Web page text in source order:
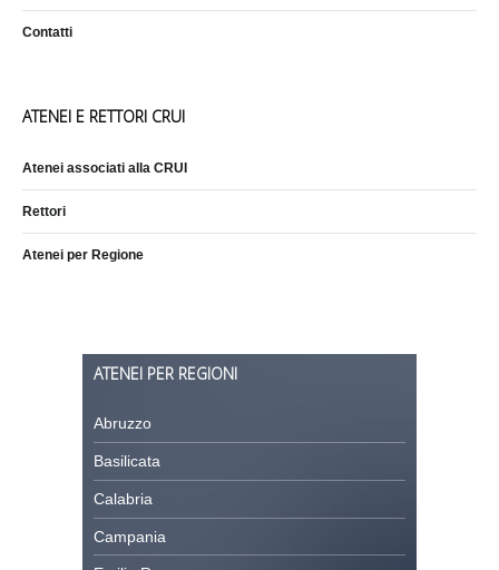
Contatti
ATENEI E RETTORI CRUI
Atenei associati alla CRUI
Rettori
Atenei per Regione
ATENEI PER REGIONI
Abruzzo
Basilicata
Calabria
Campania